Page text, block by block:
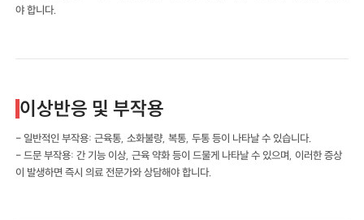
야 합니다.
이상반응 및 부작용
- 일반적인 부작용: 근육통, 소화불량, 복통, 두통 등이 나타날 수 있습니다.
- 드문 부작용: 간 기능 이상, 근육 약화 등이 드물게 나타날 수 있으며, 이러한 증상
이 발생하면 즉시 의료 전문가와 상담해야 합니다.